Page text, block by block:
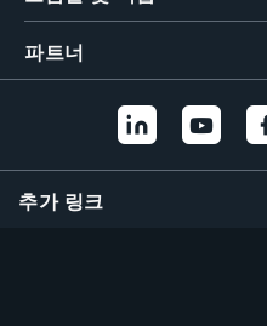
파트너
추가 링크